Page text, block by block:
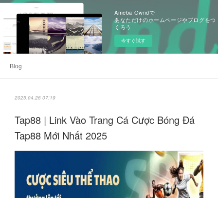
Ameba Owndで
あなただけのホームページやブログをつ
くろう
今すぐ試す
Blog
2025.04.26 07:19
Tap88 | Link Vào Trang Cá Cược Bóng Đá
Tap88 Mới Nhất 2025